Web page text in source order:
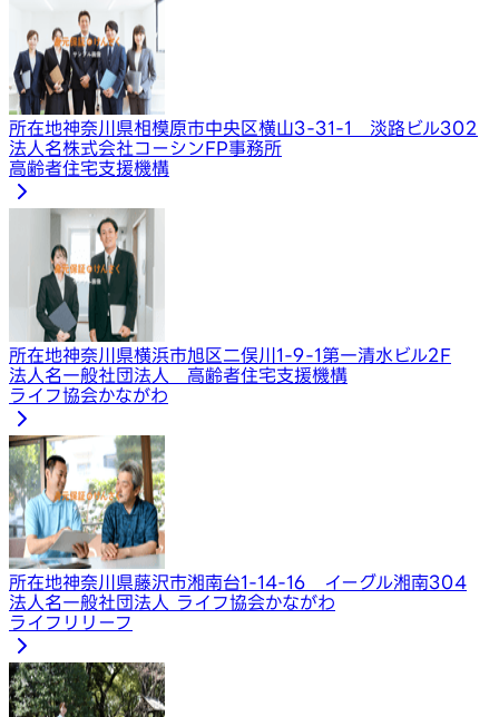
所在地神奈川県相模原市中央区横山3-31-1 淡路ビル302
法人名株式会社コーシンFP事務所
高齢者住宅支援機構
所在地神奈川県横浜市旭区二俣川1-9-1第一清水ビル2F
法人名一般社団法人 高齢者住宅支援機構
ライフ協会かながわ
所在地神奈川県藤沢市湘南台1-14-16 イーグル湘南304
法人名一般社団法人 ライフ協会かながわ
ライフリリーフ